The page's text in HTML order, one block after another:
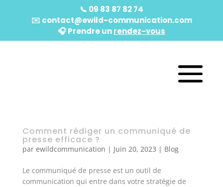
📞 09 83 87 82 74
✉️ contact@ewild-communication.com
🎧️ Prendre unrendez-vous
Comment rédiger un communiqué de
presse efficace ?
par ewildcommunication | Juin 20, 2023 | Blog
Le communiqué de presse est un outil de
communication qui entre dans votre stratégie de